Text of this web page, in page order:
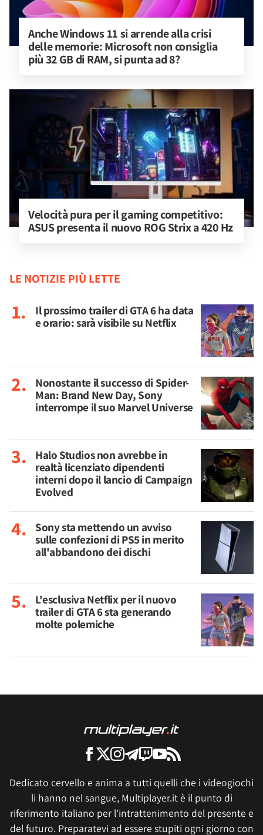
Anche Windows 11 si arrende alla crisi
delle memorie: Microsoft non consiglia
più 32 GB di RAM, si punta ad 8?
Velocità pura per il gaming competitivo:
ASUS presenta il nuovo ROG Strix a 420 Hz
LE NOTIZIE PIÙ LETTE
Il prossimo trailer di GTA 6 ha data
e orario: sarà visibile su Netflix
Nonostante il successo di Spider-
Man: Brand New Day, Sony
interrompe il suo Marvel Universe
Halo Studios non avrebbe in
realtà licenziato dipendenti
interni dopo il lancio di Campaign
Evolved
Sony sta mettendo un avviso
sulle confezioni di PS5 in merito
all'abbandono dei dischi
L'esclusiva Netflix per il nuovo
trailer di GTA 6 sta generando
molte polemiche
Dedicato cervello e anima a tutti quelli che i videogiochi
li hanno nel sangue, Multiplayer.it è il punto di
riferimento italiano per l'intrattenimento del presente e
del futuro. Preparatevi ad essere stupiti ogni giorno con